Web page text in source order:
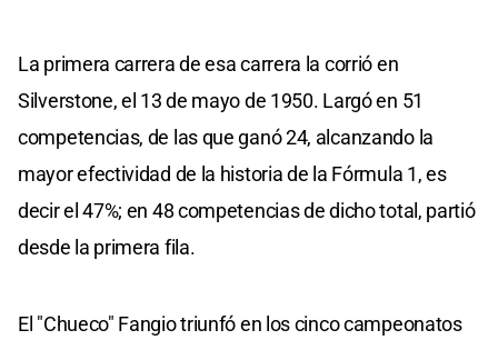
La primera carrera de esa carrera la corrió en
Silverstone, el 13 de mayo de 1950. Largó en 51
competencias, de las que ganó 24, alcanzando la
mayor efectividad de la historia de la Fórmula 1, es
decir el 47%; en 48 competencias de dicho total, partió
desde la primera fila.
El "Chueco" Fangio triunfó en los cinco campeonatos